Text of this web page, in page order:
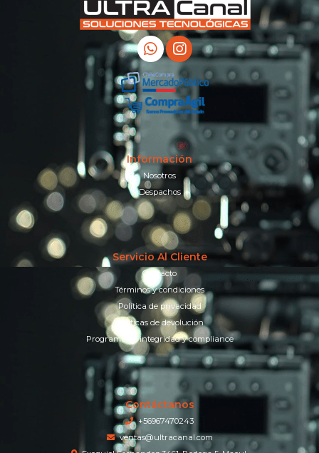
Información
Nosotros
Despachos
Servicio Al Cliente
Contacto
Términos y condiciones
Política de privacidad
Políticas de devolución
Programa de integridad y compliance
Contáctanos
+56967470243
ventas@ultracanal.com